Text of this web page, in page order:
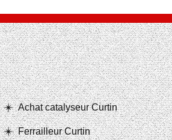
Achat catalyseur Curtin
Ferrailleur Curtin